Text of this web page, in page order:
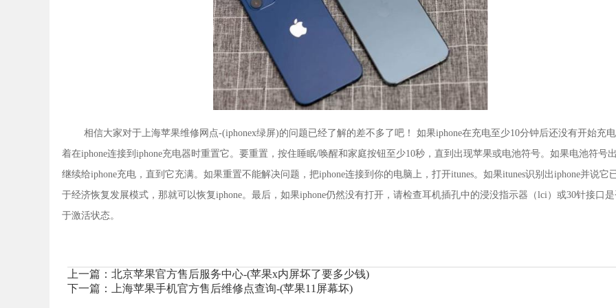
相信大家对于上海苹果维修网点-(iphonex绿屏)的问题已经了解的差不多了吧！ 如果iphone在充电至少10分钟后还没有开始充
着在iphone连接到iphone充电器时重置它。要重置，按住睡眠/唤醒和家庭按钮至少10秒，直到出现苹果或电池符号。如果电池符号出
继续给iphone充电，直到它充满。如果重置不能解决问题，把iphone连接到你的电脑上，打开itunes。如果itunes识别出iphone并说它
于经济恢复发展模式，那就可以恢复iphone。最后，如果iphone仍然没有打开，请检查耳机插孔中的浸没指示器（lci）或30针接口
于激活状态。
上一篇：北京苹果官方售后服务中心-(苹果x内屏坏了要多少钱)
下一篇：
上海苹果手机官方售后维修点查询-(苹果11屏幕坏)